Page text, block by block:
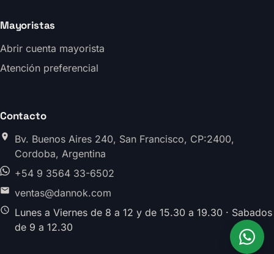
Mayoristas
Abrir cuenta mayorista
Atención preferencial
Contacto
Bv. Buenos Aires 240, San Francisco, CP:2400,
Cordoba, Argentina
+54 9 3564 33-6502
ventas@dannok.com
Lunes a Viernes de 8 a 12 y de 15.30 a 19.30 · Sabados
de 9 a 12.30